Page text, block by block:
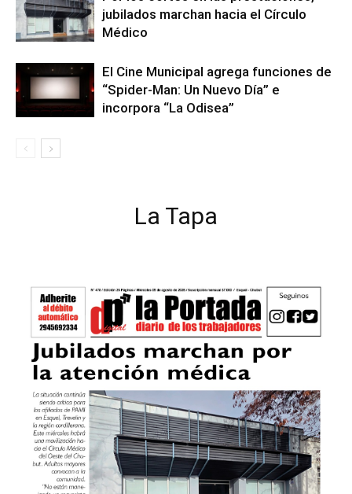
jubilados marchan hacia el Círculo
Médico
El Cine Municipal agrega funciones de
“Spider-Man: Un Nuevo Día” e
incorpora “La Odisea”
La Tapa